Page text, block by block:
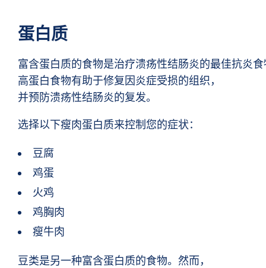
蛋白质
富含蛋白质的食物是治疗溃疡性结肠炎的最佳抗炎
高蛋白食物有助于修复因炎症受损的组织，
并预防溃疡性结肠炎的复发。
选择以下瘦肉蛋白质来控制您的症状：
豆腐
鸡蛋
火鸡
鸡胸肉
瘦牛肉
豆类是另一种富含蛋白质的食物。然而，